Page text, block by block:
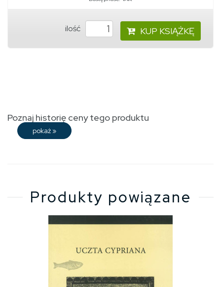
ilość KUP KSIĄŻKĘ
Poznaj historię ceny tego produktu
pokaż »
Produkty powiązane